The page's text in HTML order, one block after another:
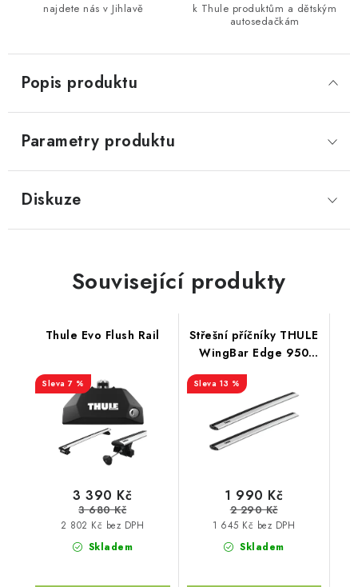
najdete nás v Jihlavě
k Thule produktům a dětským
autosedačkám
Popis produktu
Parametry produktu
Diskuze
Související produkty
Thule Evo Flush Rail
7 %
Skladem
2 802 Kč bez DPH
3 390 Kč
3 680 Kč
Střešní příčníky THULE
WingBar Edge 950
Silver
13 %
Skladem
1 645 Kč bez DPH
1 990 Kč
2 290 Kč